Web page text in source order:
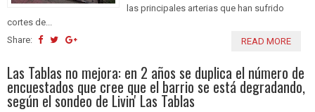
las principales arterias que han sufrido
cortes de...
Share:
READ MORE
Las Tablas no mejora: en 2 años se duplica el número de
encuestados que cree que el barrio se está degradando,
según el sondeo de Livin' Las Tablas